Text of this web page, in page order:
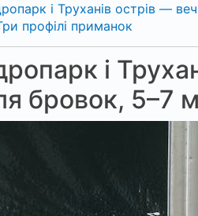
і Труханів острів —
профілі приманок
і
бровок, 5–7